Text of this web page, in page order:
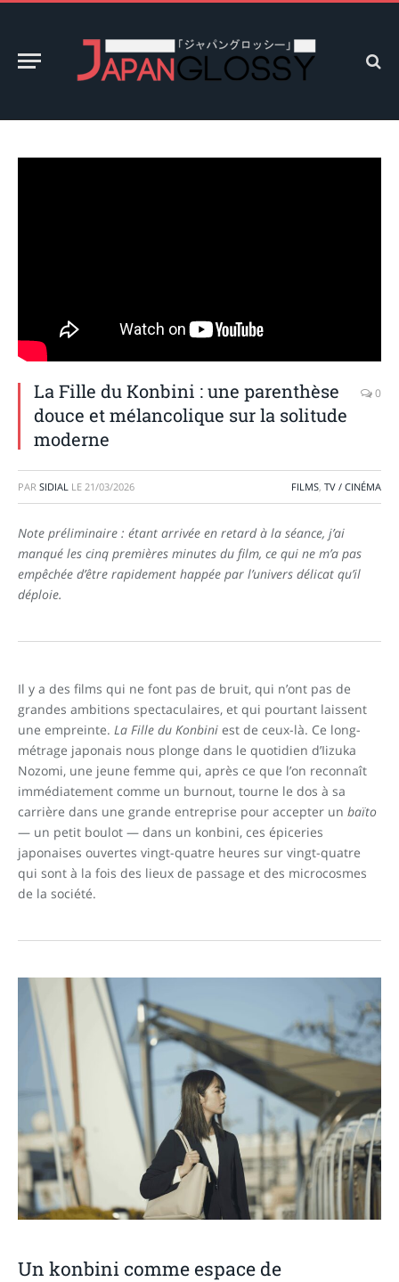
La Fille du Konbini : une parenthèse
douce et mélancolique sur la solitude
moderne
0
PAR SIDIAL LE 21/03/2026 FILMS, TV / CINÉMA
Note préliminaire : étant arrivée en retard à la séance, j’ai
manqué les cinq premières minutes du film, ce qui ne m’a pas
empêchée d’être rapidement happée par l’univers délicat qu’il
déploie.
Il y a des films qui ne font pas de bruit, qui n’ont pas de
grandes ambitions spectaculaires, et qui pourtant laissent
une empreinte. La Fille du Konbini est de ceux-là. Ce long-
métrage japonais nous plonge dans le quotidien d’Iizuka
Nozomi, une jeune femme qui, après ce que l’on reconnaît
immédiatement comme un burnout, tourne le dos à sa
carrière dans une grande entreprise pour accepter un baïto
— un petit boulot — dans un konbini, ces épiceries
japonaises ouvertes vingt-quatre heures sur vingt-quatre
qui sont à la fois des lieux de passage et des microcosmes
de la société.
Un konbini comme espace de